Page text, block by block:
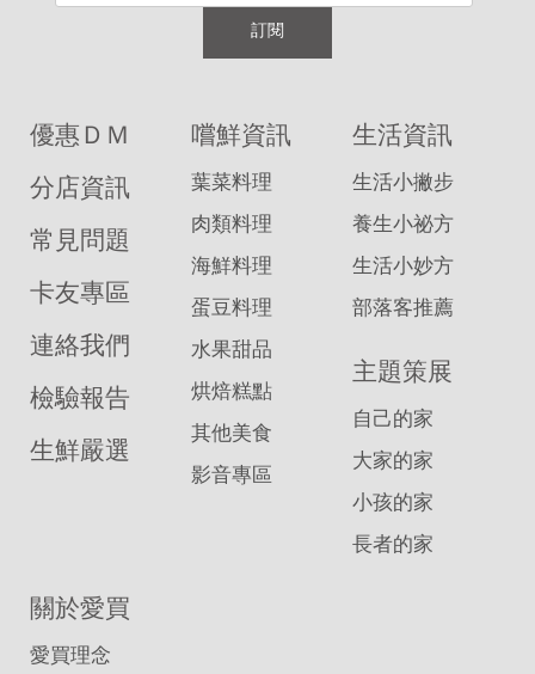
訂閱
優惠ＤＭ
分店資訊
常見問題
卡友專區
連絡我們
檢驗報告
生鮮嚴選
嚐鮮資訊
葉菜料理
肉類料理
海鮮料理
蛋豆料理
水果甜品
烘焙糕點
其他美食
影音專區
生活資訊
生活小撇步
養生小祕方
生活小妙方
部落客推薦
主題策展
自己的家
大家的家
小孩的家
長者的家
關於愛買
愛買理念